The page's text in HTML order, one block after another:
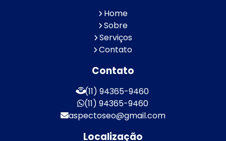
Home
Sobre
Serviços
Contato
Contato
(11) 94365-9460
(11) 94365-9460
aspectoseo@gmail.com
Localização